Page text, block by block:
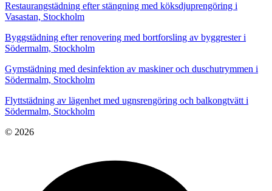
Restaurangstädning efter stängning med köksdjuprengöring i
Vasastan, Stockholm
Byggstädning efter renovering med bortforsling av byggrester i
Södermalm, Stockholm
Gymstädning med desinfektion av maskiner och duschutrymmen i
Södermalm, Stockholm
Flyttstädning av lägenhet med ugnsrengöring och balkongtvätt i
Södermalm, Stockholm
© 2026